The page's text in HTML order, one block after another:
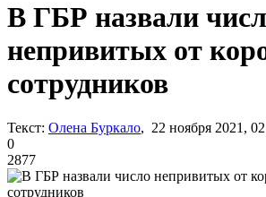
В ГБР назвали
непривитых от
сотрудников
Текст: Олена Буркало, 22 ноября 2021,
0
2877